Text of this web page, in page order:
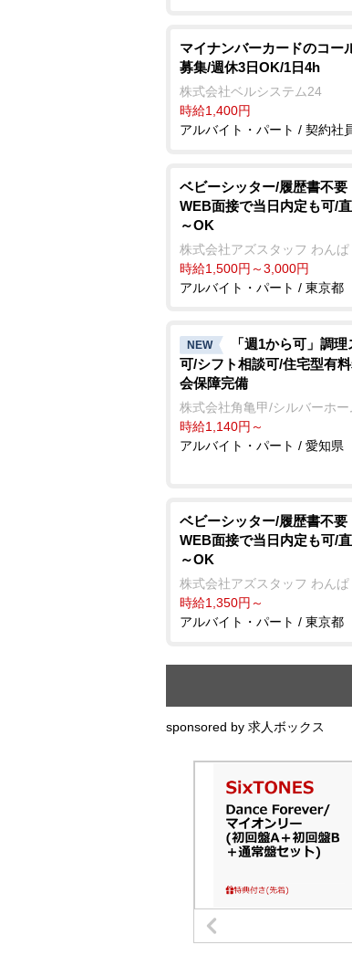
マイナンバーカードのコー
募集/週休3日OK/1日4h
株式会社ベルシステム24
時給1,400円
アルバイト・パート / 契約社
ベビーシッター/履歴書不
WEB面接で当日内定も可/
～OK
株式会社アズスタッフ わんぱ
時給1,500円～3,000円
アルバイト・パート / 東京都
NEW
「週1から可」調
可/シフト相談可/住宅型有
会保障完備
株式会社角亀甲/シルバーホー
時給1,140円～
アルバイト・パート / 愛知県
ベビーシッター/履歴書不
WEB面接で当日内定も可/
～OK
株式会社アズスタッフ わんぱ
時給1,350円～
アルバイト・パート / 東京都
sponsored by 求人ボックス